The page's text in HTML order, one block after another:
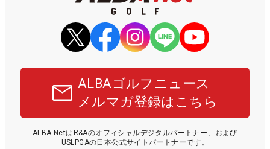
ALBAゴルフニュース
メルマガ登録はこちら
ALBA NetはR&Aのオフィシャルデジタルパートナー、および
USLPGAの日本公式サイトパートナーです。